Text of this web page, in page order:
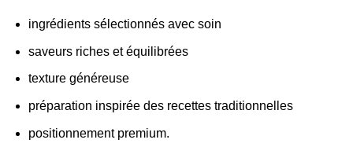
ingrédients sélectionnés avec soin
saveurs riches et équilibrées
texture généreuse
préparation inspirée des recettes traditionnelles
positionnement premium.